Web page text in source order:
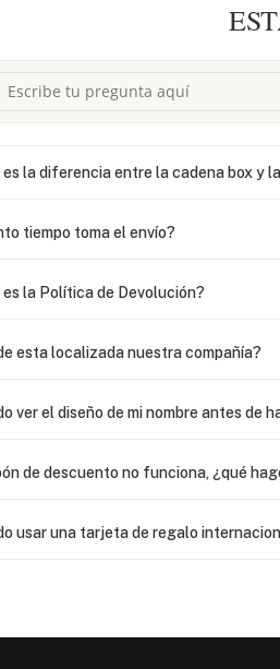
es la diferencia entre la cadena box y
tiempo toma el envío?
es la Política de Devolución?
esta localizada nuestra compañía?
ver el diseño de mi nombre antes de
de descuento no funciona, ¿qué
usar una tarjeta de regalo